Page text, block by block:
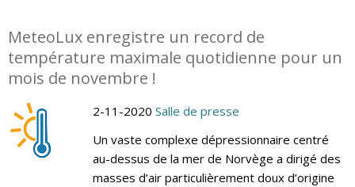
MeteoLux enregistre un record de
température maximale quotidienne pour un
mois de novembre !
2-11-2020 Salle de presse
Un vaste complexe dépressionnaire centré
au-dessus de la mer de Norvège a dirigé des
masses d’air particulièrement doux d’origine